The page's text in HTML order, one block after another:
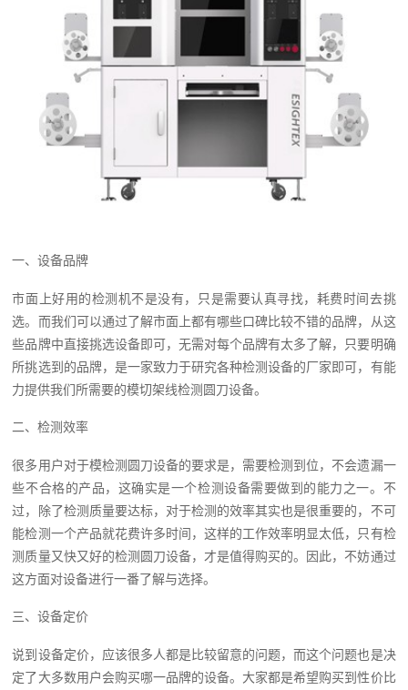
一、设备品牌
市面上好用的检测机不是没有，只是需要认真寻找，耗费时间去挑
选。而我们可以通过了解市面上都有哪些口碑比较不错的品牌，从这
些品牌中直接挑选设备即可，无需对每个品牌有太多了解，只要明确
所挑选到的品牌，是一家致力于研究各种检测设备的厂家即可，有能
力提供我们所需要的模切架线检测圆刀设备。
二、检测效率
很多用户对于模检测圆刀设备的要求是，需要检测到位，不会遗漏一
些不合格的产品，这确实是一个检测设备需要做到的能力之一。不
过，除了检测质量要达标，对于检测的效率其实也是很重要的，不可
能检测一个产品就花费许多时间，这样的工作效率明显太低，只有检
测质量又快又好的检测圆刀设备，才是值得购买的。因此，不妨通过
这方面对设备进行一番了解与选择。
三、设备定价
说到设备定价，应该很多人都是比较留意的问题，而这个问题也是决
定了大多数用户会购买哪一品牌的设备。大家都是希望购买到性价比